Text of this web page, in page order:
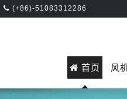
(+86)-51083312286
首页 风